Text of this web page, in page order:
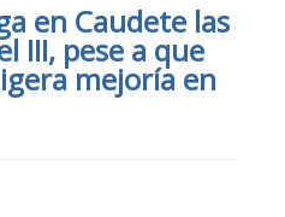
en Caudete las
III, pese a que
mejoría en